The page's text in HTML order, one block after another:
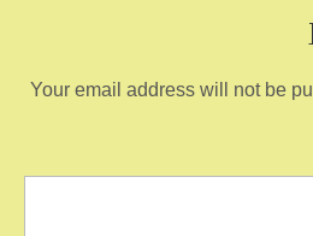
Your email address will not be